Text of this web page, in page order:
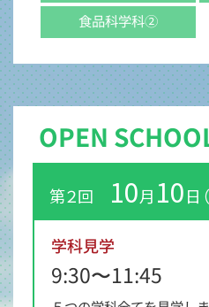
食品科学科②
OPEN
第２回 10月 10日
学科見学
9:30〜11:45